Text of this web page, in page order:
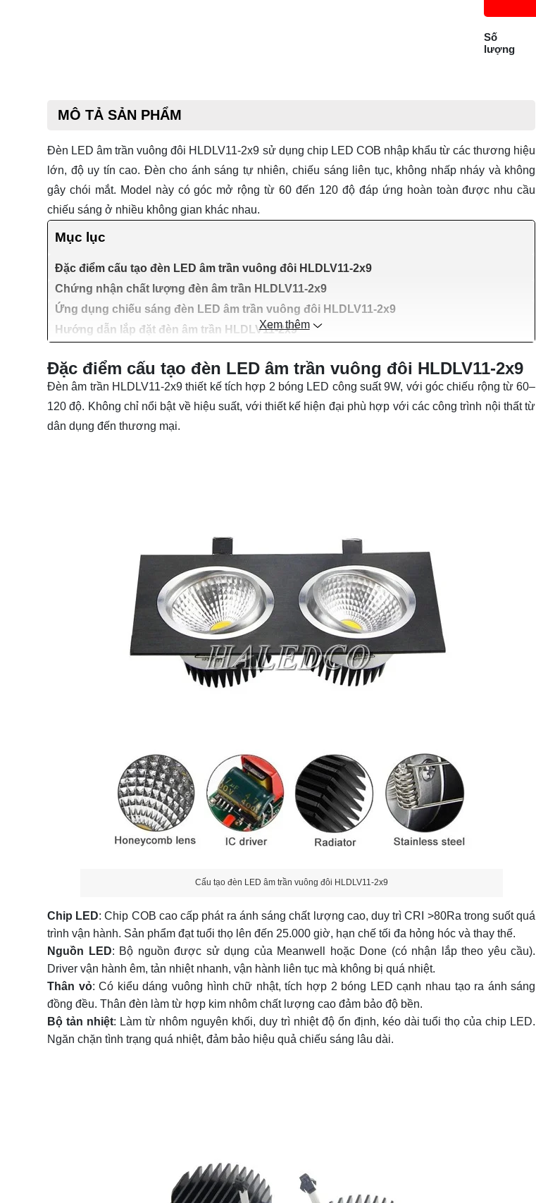
Số
lượng
MÔ TẢ SẢN PHẨM
Đèn LED âm trần vuông đôi HLDLV11-2x9 sử dụng chip LED COB nhập khẩu từ các thương hiệu
lớn, độ uy tín cao. Đèn cho ánh sáng tự nhiên, chiếu sáng liên tục, không nhấp nháy và không
gây chói mắt. Model này có góc mở rộng từ 60 đến 120 độ đáp ứng hoàn toàn được nhu cầu
chiếu sáng ở nhiều không gian khác nhau.
Mục lục
Đặc điểm cấu tạo đèn LED âm trần vuông đôi HLDLV11-2x9
Chứng nhận chất lượng đèn âm trần HLDLV11-2x9
Ứng dụng chiếu sáng đèn LED âm trần vuông đôi HLDLV11-2x9
Hướng dẫn lắp đặt đèn âm trần HLDLV11-2x9
Xem thêm
Đặc điểm cấu tạo đèn LED âm trần vuông đôi HLDLV11-2x9
Đèn âm trần HLDLV11-2x9 thiết kế tích hợp 2 bóng LED công suất 9W, với góc chiếu rộng từ 60–
120 độ. Không chỉ nổi bật về hiệu suất, với thiết kế hiện đại phù hợp với các công trình nội thất từ
dân dụng đến thương mại.
Cấu tạo đèn LED âm trần vuông đôi HLDLV11-2x9
Chip LED: Chip COB cao cấp phát ra ánh sáng chất lượng cao, duy trì CRI >80Ra trong suốt quá
trình vận hành. Sản phẩm đạt tuổi thọ lên đến 25.000 giờ, hạn chế tối đa hỏng hóc và thay thế.
Nguồn LED: Bộ nguồn được sử dụng của Meanwell hoặc Done (có nhận lắp theo yêu cầu).
Driver vận hành êm, tản nhiệt nhanh, vận hành liên tục mà không bị quá nhiệt.
Thân vỏ: Có kiểu dáng vuông hình chữ nhật, tích hợp 2 bóng LED cạnh nhau tạo ra ánh sáng
đồng đều. Thân đèn làm từ hợp kim nhôm chất lượng cao đảm bảo độ bền.
Bộ tản nhiệt: Làm từ nhôm nguyên khối, duy trì nhiệt độ ổn định, kéo dài tuổi thọ của chip LED.
Ngăn chặn tình trạng quá nhiệt, đảm bảo hiệu quả chiếu sáng lâu dài.